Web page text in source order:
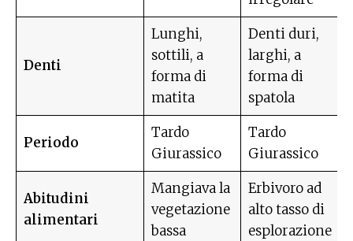
Denti
Lunghi,
sottili, a
forma di
matita
Denti duri,
larghi, a
forma di
spatola
Periodo
Tardo
Giurassico
Tardo
Giurassico
Abitudini
alimentari
Mangiava la
vegetazione
bassa
Erbivoro ad
alto tasso di
esplorazione